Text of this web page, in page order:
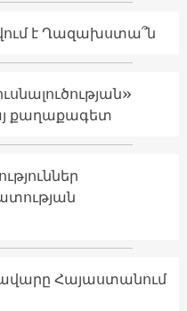
է Ղազախստա՞ն
քաղաքագետ
Հայաստանում